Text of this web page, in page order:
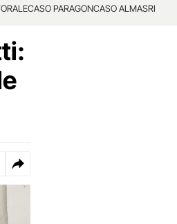
CASO PARAGONCASO ALMASRI